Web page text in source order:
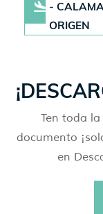
-
ORIGEN
Ten toda
documento
en